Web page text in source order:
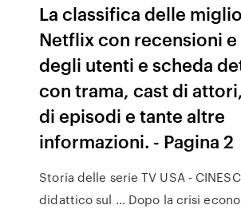
La classifica delle
Netflix con recensioni
degli utenti e scheda
con trama, cast di
di episodi e tante altre
informazioni. - Pagina 2
Storia delle serie TV USA -
didattico sul ... Dopo la crisi